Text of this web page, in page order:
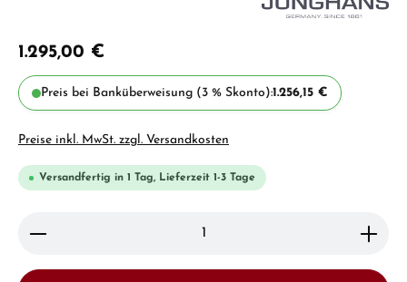
1.295,00 €
Preis bei Banküberweisung (3 % Skonto):1.256,15 €
Preise inkl. MwSt. zzgl. Versandkosten
Versandfertig in 1 Tag, Lieferzeit 1-3 Tage
Produkt Anzahl: Gib den gewünschten Wert ein